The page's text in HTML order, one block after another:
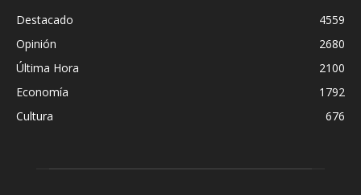
Destacado
4559
Opinión
2680
Última Hora
2100
Economía
1792
Cultura
676